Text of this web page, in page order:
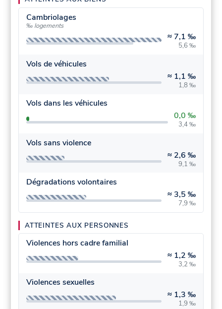
Cambriolages
‰ logements
≈ 7,1 ‰
5,6 ‰
Vols de véhicules
≈ 1,1 ‰
1,8 ‰
Vols dans les véhicules
0,0 ‰
3,4 ‰
Vols sans violence
≈ 2,6 ‰
9,1 ‰
Dégradations volontaires
≈ 3,5 ‰
7,9 ‰
ATTEINTES AUX PERSONNES
Violences hors cadre familial
≈ 1,2 ‰
3,2 ‰
Violences sexuelles
≈ 1,3 ‰
1,9 ‰